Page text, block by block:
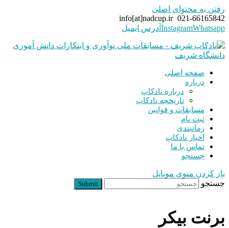
رفتن به محتوای اصلی
021-66165842
info[at]nadcup.ir
InstagramWhatsapp آدرس ایمیل
صفحه اصلی
درباره
درباره نادکاپ
تاریخچه نادکاپ
مسابقات و قوانین
ثبت نام
زمانبندی
اخبار نادکاپ
تماس با ما
جستجو
باز کردن منوی موبایل
جستجو
Submit
برنت بیکر